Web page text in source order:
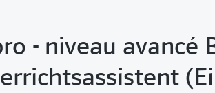
- niveau avancé